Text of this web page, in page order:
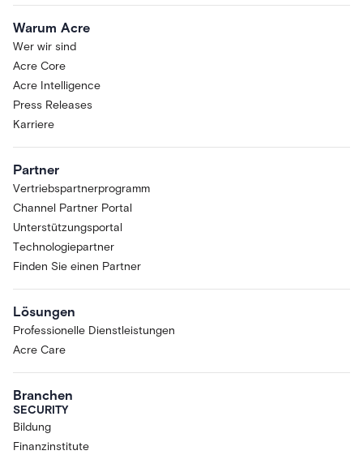
Warum Acre
Wer wir sind
Acre Core
Acre Intelligence
Press Releases
Karriere
Partner
Vertriebspartnerprogramm
Channel Partner Portal
Unterstützungsportal
Technologiepartner
Finden Sie einen Partner
Lösungen
Professionelle Dienstleistungen
Acre Care
Branchen
SECURITY
Bildung
Finanzinstitute